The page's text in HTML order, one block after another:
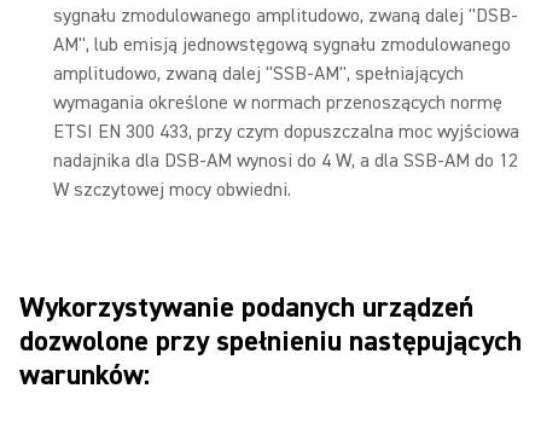
sygnału zmodulowanego amplitudowo, zwaną dalej "DSB-
AM", lub emisją jednowstęgową sygnału zmodulowanego
amplitudowo, zwaną dalej "SSB-AM", spełniających
wymagania określone w normach przenoszących normę
ETSI EN 300 433, przy czym dopuszczalna moc wyjściowa
nadajnika dla DSB-AM wynosi do 4 W, a dla SSB-AM do 12
W szczytowej mocy obwiedni.
Wykorzystywanie podanych urządzeń
dozwolone przy spełnieniu następujących
warunków: